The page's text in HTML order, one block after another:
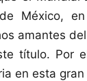
México,
amantes
título. Por
en esta